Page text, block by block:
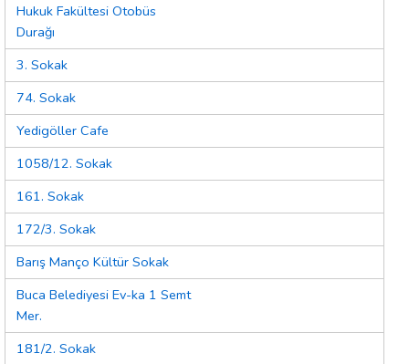
Hukuk Fakültesi Otobüs
Durağı
3. Sokak
74. Sokak
Yedigöller Cafe
1058/12. Sokak
161. Sokak
172/3. Sokak
Barış Manço Kültür Sokak
Buca Belediyesi Ev-ka 1 Semt
Mer.
181/2. Sokak